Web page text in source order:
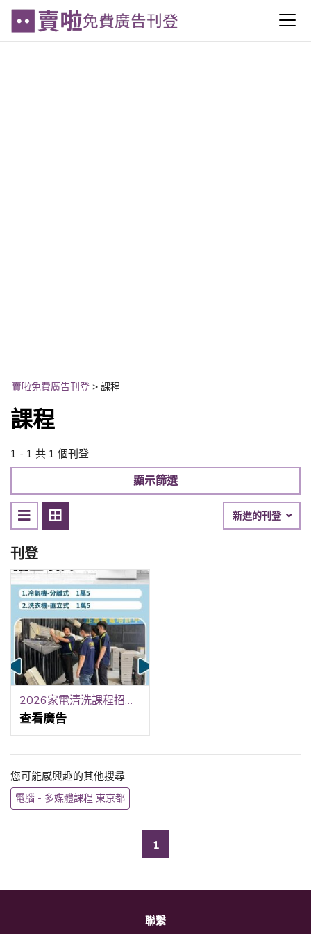
賣啦免費廣告刊登 > 課程
課程
1 - 1 共 1 個刊登
顯示篩選
新進的刊登
刊登
2026家電清洗課程招生中
查看廣告
您可能感興趣的其他搜尋
電腦 - 多媒體課程 東京都
1
聯繫